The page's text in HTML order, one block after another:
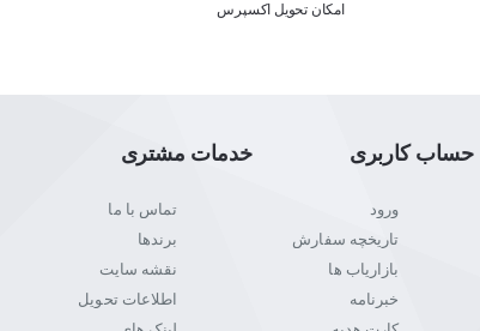
اﻣﮑﺎن ﺗﺤﻮﯾﻞ اﮐﺴﭙﺮس
حساب کاربری
ورود
تاریخچه سفارش
بازاریاب ها
خبرنامه
خدمات مشتری
تماس با ما
برندها
نقشه سایت
اطلاعات تحویل